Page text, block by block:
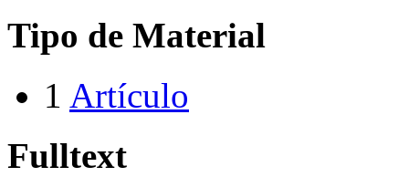
Tipo de Material
1 Artículo
Fulltext